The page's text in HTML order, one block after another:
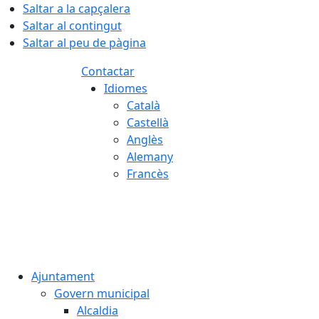
Saltar a la capçalera
Saltar al contingut
Saltar al peu de pàgina
Contactar
Idiomes
Català
Castellà
Anglès
Alemany
Francès
Ajuntament
Govern municipal
Alcaldia